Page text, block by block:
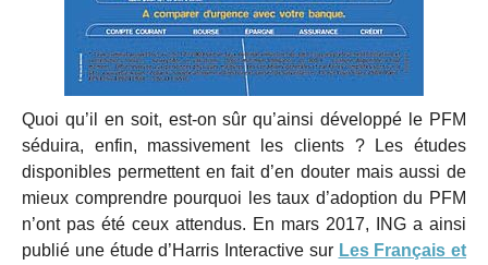
Quoi qu’il en soit, est-on sûr qu’ainsi développé le PFM
séduira, enfin, massivement les clients ? Les études
disponibles permettent en fait d’en douter mais aussi de
mieux comprendre pourquoi les taux d’adoption du PFM
n’ont pas été ceux attendus. En mars 2017, ING a ainsi
publié une étude d’Harris Interactive sur Les Français et